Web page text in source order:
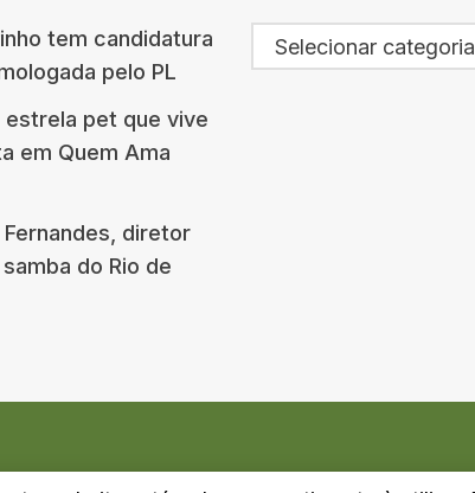
tem candidatura
pelo PL
estrela pet que vive
em Quem Ama
diretor
do Rio de
Selecionar categoria